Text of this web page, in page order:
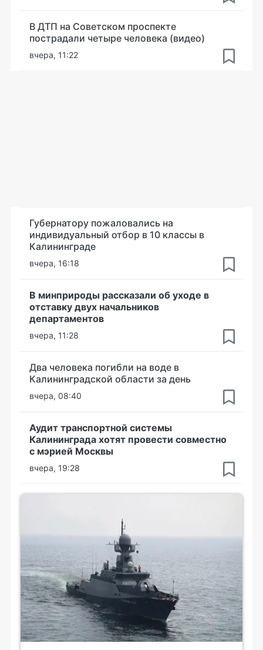
В ДТП на Советском проспекте
пострадали четыре человека (видео)
вчера, 11:22
Губернатору пожаловались на
индивидуальный отбор в 10 классы в
Калининграде
вчера, 16:18
В минприроды рассказали об уходе в
отставку двух начальников
департаментов
вчера, 11:28
Два человека погибли на воде в
Калининградской области за день
вчера, 08:40
Аудит транспортной системы
Калининграда хотят провести совместно
с мэрией Москвы
вчера, 19:28